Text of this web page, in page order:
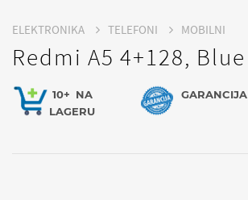
ELEKTRONIKA TELEFONI MOBILNI
Redmi A5 4+128, Blue
10+ NA
LAGERU
GARANCIJA